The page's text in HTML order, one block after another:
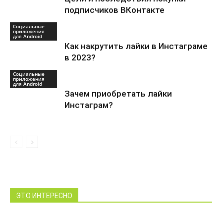
подписчиков ВКонтакте
Социальные
приложения
для Android
Как накрутить лайки в Инстаграме
в 2023?
Социальные
приложения
для Android
Зачем приобретать лайки
Инстаграм?
ЭТО ИНТЕРЕСНО